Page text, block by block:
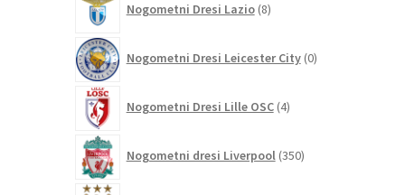
Nogometni Dresi Lazio 8izdelkov
Nogometni Dresi Leicester City 0izdelkov
Nogometni Dresi Lille OSC 4izdelki
Nogometni dresi Liverpool 350izdelkov